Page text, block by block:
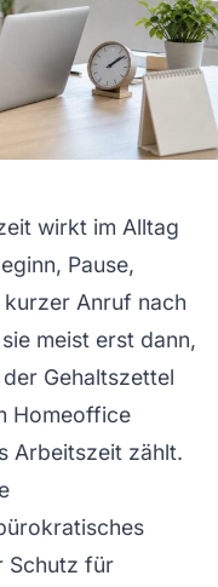
wirkt im Alltag
Pause,
Anruf nach
meist erst dann,
Gehaltszettel
Homeoffice
Arbeitszeit zählt.
Schutz für